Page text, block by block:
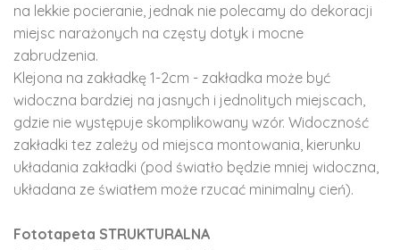
na lekkie pocieranie, jednak nie polecamy do dekoracji
miejsc narażonych na częsty dotyk i mocne
zabrudzenia.
Klejona na zakładkę 1-2cm - zakładka może być
widoczna bardziej na jasnych i jednolitych miejscach,
gdzie nie występuje skomplikowany wzór. Widoczność
zakładki tez zależy od miejsca montowania, kierunku
układania zakładki (pod światło będzie mniej widoczna,
układana ze światłem może rzucać minimalny cień).
Fototapeta STRUKTURALNA